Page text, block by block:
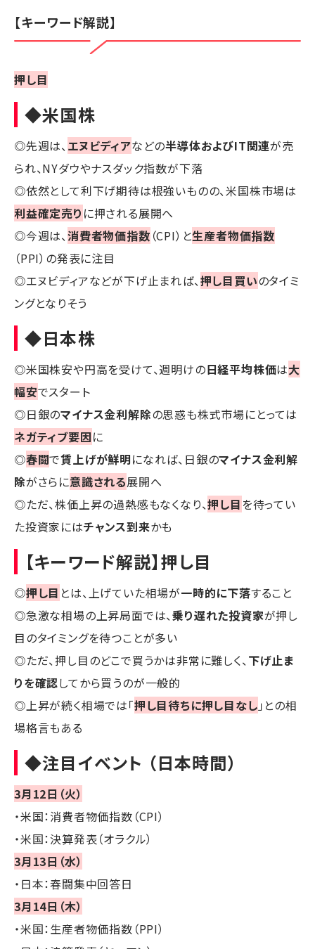
【キーワード解説】
押し目
◆米国株
◎先週は、エヌビディアなどの半導体およびIT関連が売
られ、NYダウやナスダック指数が下落
◎依然として利下げ期待は根強いものの、米国株市場は
利益確定売り に押される展開へ
◎今週は、消費者物価指数 （CPI）と生産者物価指数
（PPI）の発表に注目
◎エヌビディアなどが下げ止まれば、押し目買いのタイミ
ングとなりそう
◆日本株
◎米国株安や円高を受けて、週明けの日経平均株価は大
幅安でスタート
◎日銀のマイナス金利解除の思惑も株式市場にとっては
ネガティブ要因に
◎春闘で賃上げが鮮明になれば、日銀のマイナス金利解
除がさらに意識される展開へ
◎ただ、株価上昇の過熱感もなくなり、押し目を待ってい
た投資家にはチャンス到来かも
【キーワード解説】押し目
◎押し目 とは、上げていた相場が一時的に下落すること
◎急激な相場の上昇局面では、乗り遅れた投資家が押し
目のタイミングを待つことが多い
◎ただ、押し目のどこで買うかは非常に難しく、下げ止ま
りを確認してから買うのが一般的
◎上昇が続く相場では「押し目待ちに押し目なし 」との相
場格言もある
◆注目イベント （日本時間）
3月12日（火）
・米国：消費者物価指数（CPI）
・米国：決算発表（オラクル）
3月13日（水）
・日本：春闘集中回答日
3月14日（木）
・米国：生産者物価指数（PPI）